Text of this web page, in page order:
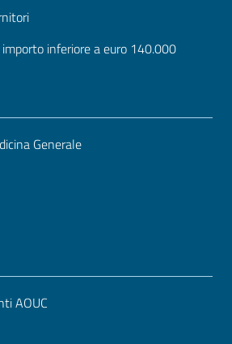
inferiore a euro 140.000
Generale
AOUC